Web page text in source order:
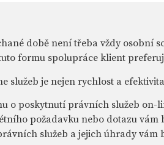
době není třeba vždy
formu spolupráce klient
služeb je nejen rychlost a
o poskytnutí právních služeb on-
požadavku nebo dotazu
služeb a jejich úhrady vám